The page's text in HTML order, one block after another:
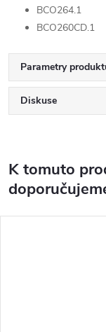
BCO264.1
BCO260CD.1
Parametry
Diskuse
K tomuto